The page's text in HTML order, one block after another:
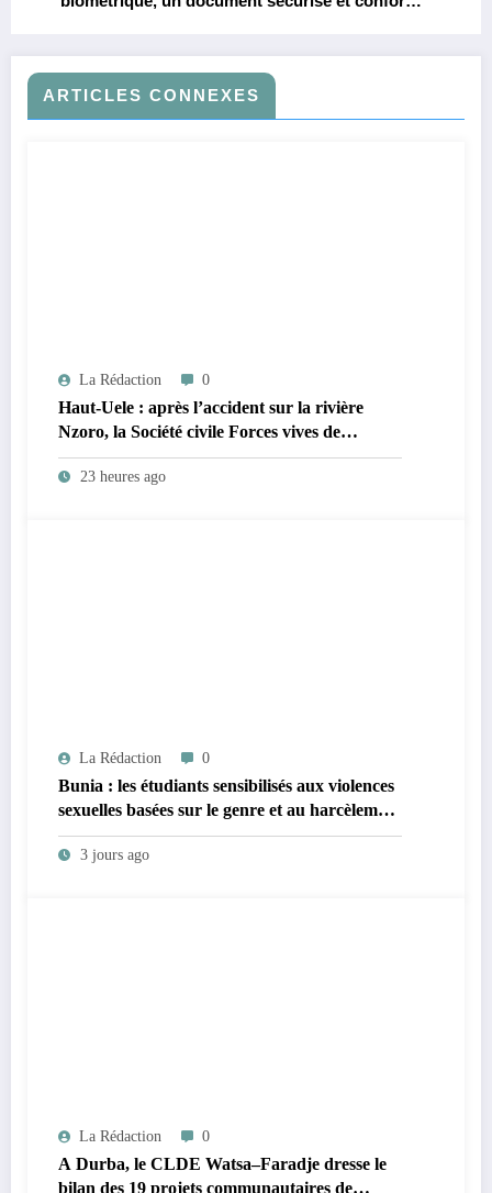
ARTICLES CONNEXES
La Rédaction 0
Haut-Uele : après l’accident sur la rivière
Nzoro, la Société civile Forces vives de
Faradje s’indigne du retard dans la
reconstruction du pont Nzoro
23 heures ago
La Rédaction 0
Bunia : les étudiants sensibilisés aux violences
sexuelles basées sur le genre et au harcèlement
sexuel en milieu universitaire
3 jours ago
La Rédaction 0
A Durba, le CLDE Watsa–Faradje dresse le
bilan des 19 projets communautaires de